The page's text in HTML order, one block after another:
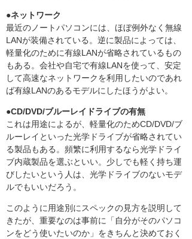
●ネットワーク
最近のノートパソコンには、ほぼ例外なく無線
LANが装備されている。逆に製品によっては、
軽量化のために有線LANが省略されているもの
もある。会社や自宅で有線LANを使って、安定
して高速なネットワークを利用したいのであれ
ば有線LANのあるモデルにしたほうがよい。
●CD/DVD/ブルーレイドライブの有無
これは用途によるが、軽量化のためCD/DVD/ブ
ルーレイといった光学ドライブが省略されてい
る製品もある。頻繁に利用するなら光学ドライ
ブ内蔵製品を選ぶといい。少しでも軽く持ち運
びしたいという人は、光学ドライブのないモデ
ルでもいいだろう。
このように用途別にスペックの見方を説明して
きたが、重要なのは事前に「自分がそのパソコ
ンをどう使いたいのか」をきちんと決めておく